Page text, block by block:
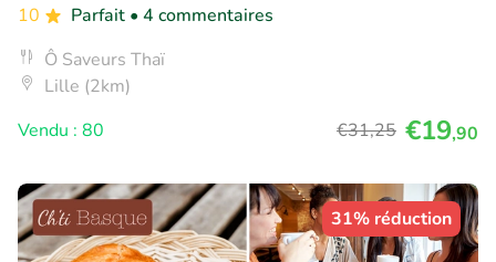
10
Parfait • 4 commentaires
Ô Saveurs Thaï
Lille (2km)
Vendu : 80
€31,25 €19,90
31% réduction